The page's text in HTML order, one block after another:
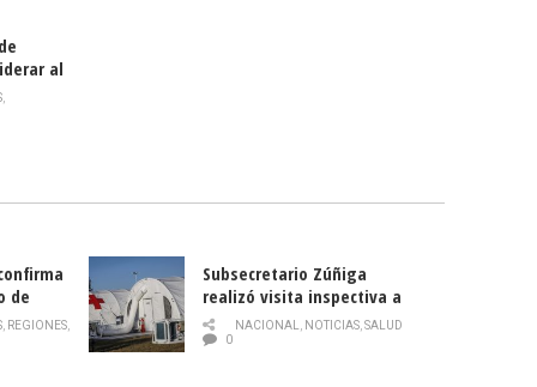
al
,
de
, REGIONES,
Subsecretario Zúñiga
realizó visita inspectiva a
Hospital Modular Sótero del
Río
NACIONAL, NOTICIAS,SALUD
0